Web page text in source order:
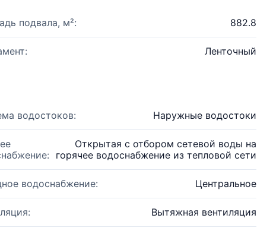
подвала, м²: 882.8
Ленточный
водостоков: Наружные водостоки
Открытая с отбором сетевой воды на
горячее водоснабжение из тепловой сети
водоснабжение: Центральное
Вытяжная вентиляция